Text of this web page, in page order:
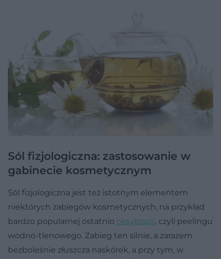
Sól fizjologiczna: zastosowanie w
gabinecie kosmetycznym
Sól fizjologiczna jest też istotnym elementem
niektórych zabiegów kosmetycznych, na przykład
bardzo popularnej ostatnio oksybrazji, czyli peelingu
wodno-tlenowego. Zabieg ten silnie, a zarazem
bezboleśnie złuszcza naskórek, a przy tym, w